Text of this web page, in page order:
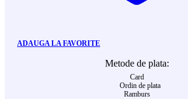
ADAUGA LA FAVORITE
Metode de plata:
Card
Ordin de plata
Ramburs